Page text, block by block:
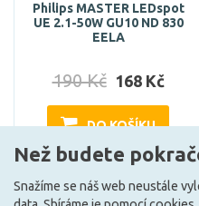
Philips MASTER LEDspot
UE 2.1-50W GU10 ND 830
EELA
190 Kč 168 Kč
DO KOŠÍKU
Skladem e-shop (4 ks)
Než budete
Snažíme se náš web neustále